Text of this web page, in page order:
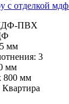
с отделкой
ПВХ
мм
3
мм
800 мм